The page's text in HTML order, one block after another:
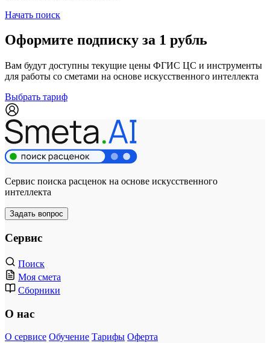
Начать поиск
Оформите подписку за 1 рубль
Вам будут доступны текущие цены ФГИС ЦС и инструменты
для работы со сметами на основе искусственного интеллекта
Выбрать тариф
Сервис поиска расценок на основе искусственного
интеллекта
Задать вопрос
Сервис
Поиск
Моя смета
Сборники
О нас
О сервисе Обучение Тарифы Оферта